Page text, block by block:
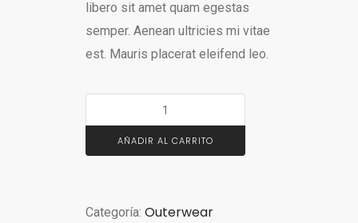
libero sit amet quam egestas
semper. Aenean ultricies mi vitae
est. Mauris placerat eleifend leo.
AÑADIR AL CARRITO
Categoría: Outerwear